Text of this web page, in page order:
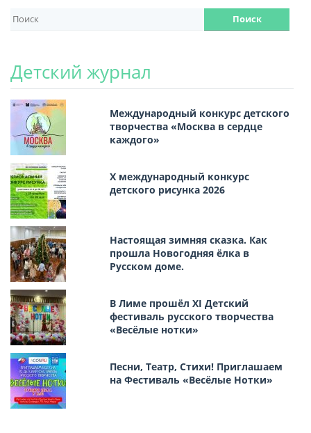
Детский журнал
Международный конкурс детского
творчества «Москва в сердце
каждого»
Х международный конкурс
детского рисунка 2026
Настоящая зимняя сказка. Как
прошла Новогодняя ёлка в
Русском доме.
В Лиме прошёл XI Детский
фестиваль русского творчества
«Весёлые нотки»
Песни, Театр, Стихи! Приглашаем
на Фестиваль «Весёлые Нотки»